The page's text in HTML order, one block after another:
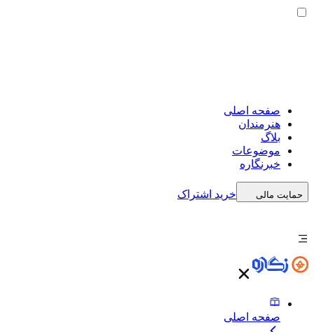
صفحه اصلی
هنرمندان
بلاگ
موضوعات
خبرنگاره
حمایت مالی خرید اشتراک
صفحه اصلی